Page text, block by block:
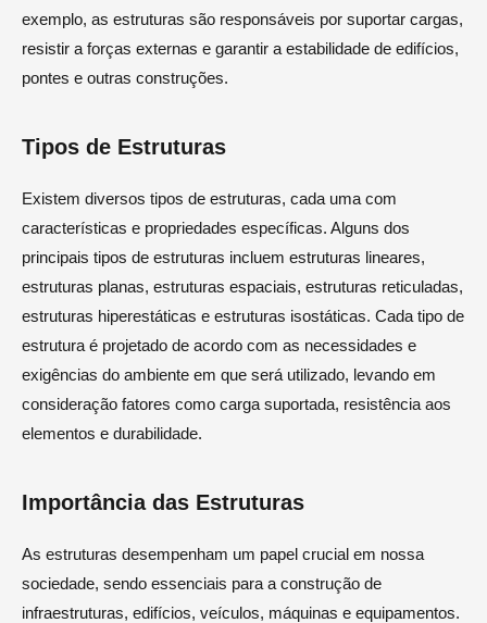
exemplo, as estruturas são responsáveis por suportar cargas,
resistir a forças externas e garantir a estabilidade de edifícios,
pontes e outras construções.
Tipos de Estruturas
Existem diversos tipos de estruturas, cada uma com
características e propriedades específicas. Alguns dos
principais tipos de estruturas incluem estruturas lineares,
estruturas planas, estruturas espaciais, estruturas reticuladas,
estruturas hiperestáticas e estruturas isostáticas. Cada tipo de
estrutura é projetado de acordo com as necessidades e
exigências do ambiente em que será utilizado, levando em
consideração fatores como carga suportada, resistência aos
elementos e durabilidade.
Importância das Estruturas
As estruturas desempenham um papel crucial em nossa
sociedade, sendo essenciais para a construção de
infraestruturas, edifícios, veículos, máquinas e equipamentos.